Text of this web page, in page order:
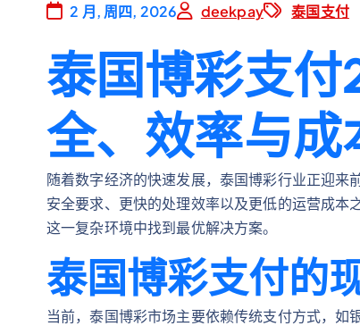
2 月, 周四, 2026 deekpay 泰国支付
泰国博彩支
全、效率与成
随着数字经济的快速发展，泰国博彩行业正迎
安全要求、更快的处理效率以及更低的运营成
这一复杂环境中找到最优解决方案。
泰国博彩支付的
当前，泰国博彩市场主要依赖传统支付方式，